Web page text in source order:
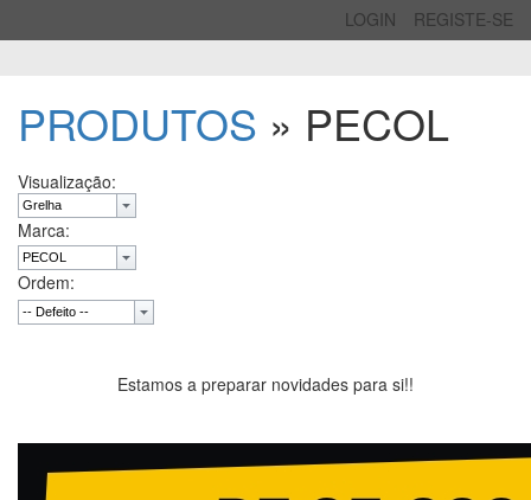
LOGIN REGISTE-SE
PRODUTOS » PECOL
Visualização:
Marca:
Ordem:
Estamos a preparar novidades para si!!